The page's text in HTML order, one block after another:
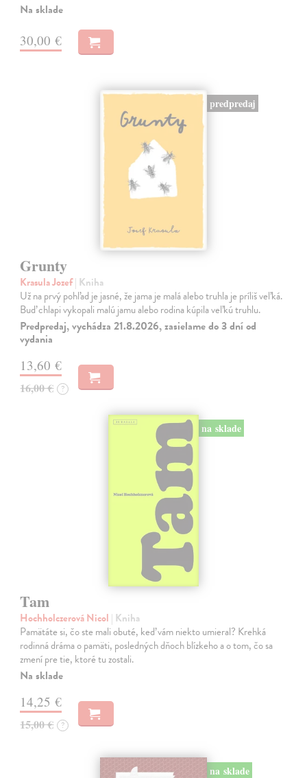
Na sklade
30,00 €
predpredaj
Grunty
Krasula Jozef| Kniha
Už na prvý pohľad je jasné, že jama je malá alebo truhla je príliš veľká.
Buď chlapi vykopali malú jamu alebo rodina kúpila veľkú truhlu.
Predpredaj, vychádza 21.8.2026, zasielame do 3 dní od
vydania
13,60 €
16,00 € ?
na sklade
Tam
Hochholczerová Nicol | Kniha
Pamätáte si, čo ste mali obuté, keď vám niekto umieral? Krehká
rodinná dráma o pamäti, posledných dňoch blízkeho a o tom, čo sa
zmení pre tie, ktoré tu zostali.
Na sklade
14,25 €
15,00 € ?
na sklade